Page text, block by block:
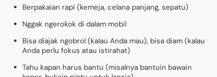
Berpakaian rapi (kemeja, celana panjang, sepatu)
Nggak ngerokok di dalam mobil
Bisa diajak ngobrol (kalau Anda mau), bisa diam (kalau
Anda perlu fokus atau istirahat)
Tahu kapan harus bantu (misalnya bantuin bawain